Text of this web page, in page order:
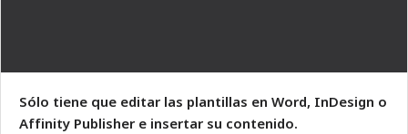
Sólo tiene que editar las plantillas en Word, InDesign o
Affinity Publisher e insertar su contenido.